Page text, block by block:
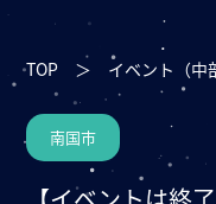
TOP ＞ イベント（中
南国市